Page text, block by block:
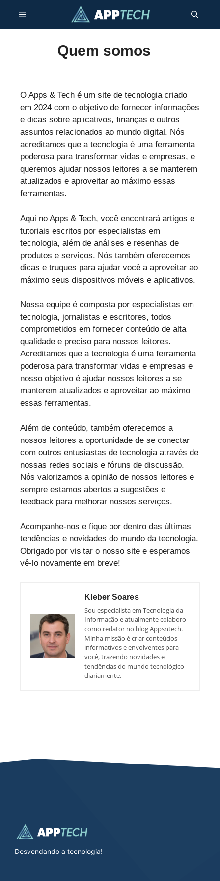
content
Menu
Quem somos
O Apps & Tech é um site de tecnologia criado
em 2024 com o objetivo de fornecer informações
e dicas sobre aplicativos, finanças e outros
assuntos relacionados ao mundo digital. Nós
acreditamos que a tecnologia é uma ferramenta
poderosa para transformar vidas e empresas, e
queremos ajudar nossos leitores a se manterem
atualizados e aproveitar ao máximo essas
ferramentas.
Aqui no Apps & Tech, você encontrará artigos e
tutoriais escritos por especialistas em
tecnologia, além de análises e resenhas de
produtos e serviços. Nós também oferecemos
dicas e truques para ajudar você a aproveitar ao
máximo seus dispositivos móveis e aplicativos.
Nossa equipe é composta por especialistas em
tecnologia, jornalistas e escritores, todos
comprometidos em fornecer conteúdo de alta
qualidade e preciso para nossos leitores.
Acreditamos que a tecnologia é uma ferramenta
poderosa para transformar vidas e empresas e
nosso objetivo é ajudar nossos leitores a se
manterem atualizados e aproveitar ao máximo
essas ferramentas.
Além de conteúdo, também oferecemos a
nossos leitores a oportunidade de se conectar
com outros entusiastas de tecnologia através de
nossas redes sociais e fóruns de discussão.
Nós valorizamos a opinião de nossos leitores e
sempre estamos abertos a sugestões e
feedback para melhorar nossos serviços.
Acompanhe-nos e fique por dentro das últimas
tendências e novidades do mundo da tecnologia.
Obrigado por visitar o nosso site e esperamos
vê-lo novamente em breve!
Kleber Soares
Sou especialista em Tecnologia da
Informação e atualmente colaboro
como redator no blog Appsntech.
Minha missão é criar conteúdos
informativos e envolventes para
você, trazendo novidades e
tendências do mundo tecnológico
diariamente.
Desvendando a tecnologia!